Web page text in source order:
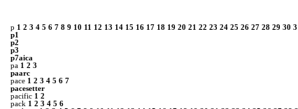
p 1 2 3 4 5 6 7 8 9 10 11 12 13 14 15 16 17 18 19 20 21 22 23 24 25 26 27 28 29 30
p1
p2
p3
p7aica
pa 1 2 3
paarc
pace 1 2 3 4 5 6 7
pacesetter
pacific 1 2
pack 1 2 3 4 5 6